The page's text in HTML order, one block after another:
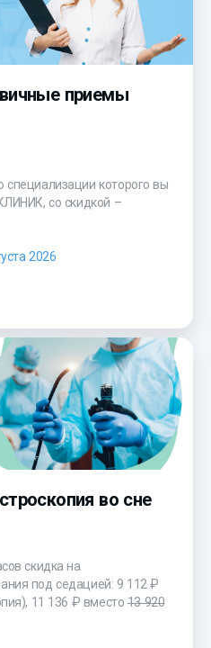
приемы
которого вы
со скидкой –
2026
во сне
скидка на
под седацией: 9 112 ₽
11 136 ₽ вместо 13 920